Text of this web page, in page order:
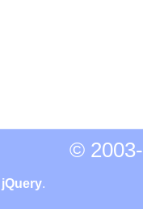
© 2003-
jQuery.